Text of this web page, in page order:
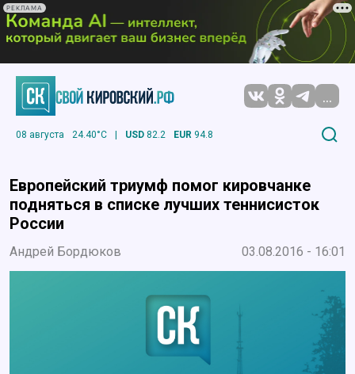
РЕКЛАМА
...
08 августа 24.40°C | USD 82.2 EUR 94.8
Европейский триумф помог кировчанке
подняться в списке лучших теннисисток
России
Андрей Бордюков 03.08.2016 - 16:01